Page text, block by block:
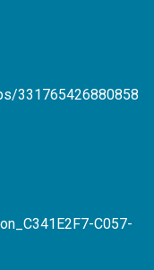
331765426880858